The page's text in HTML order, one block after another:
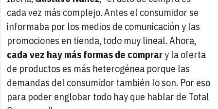
cada vez más complejo. Antes el consumidor se
informaba por los medios de comunicación y las
promociones en tienda, todo muy lineal. Ahora,
cada vez hay más formas de comprary la oferta
de productos es más heterogénea porque las
demandas del consumidor también lo son. Por eso
para poder englobar todo hay que hablar de Total